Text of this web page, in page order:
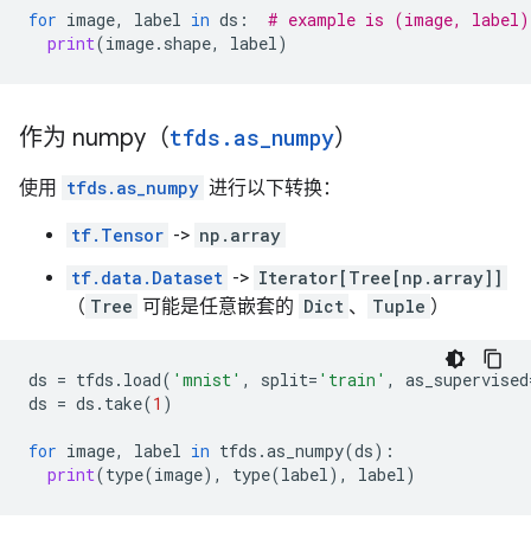
for image, label in ds :
# example is (image, label)
print(image. shape, label)
作为 numpy（tfds . as numpy）
使用 tfds.as_numpy 进行以下转换：
tf.Tensor -> np.array
tf.data.Dataset -> Iterator[Tree[np.array]]
（ Tree 可能是任意嵌套的 Dict 、 Tuple ）
ds = tfds . load( 'mnist' , split= 'train' , as_supervised
ds = ds . take(1 )
for image, label in tfds .as_numpy(ds):
print(type(image), type(label), label)